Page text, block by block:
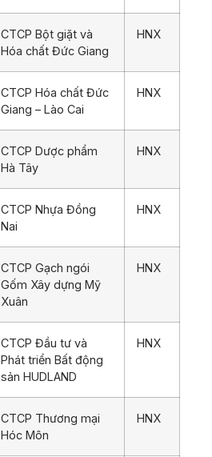
CTCP Bột giặt và
Hóa chất Đức Giang
HNX
CTCP Hóa chất Đức
Giang – Lào Cai
HNX
CTCP Dược phẩm
Hà Tây
HNX
CTCP Nhựa Đồng
Nai
HNX
CTCP Gạch ngói
Gốm Xây dựng Mỹ
Xuân
HNX
CTCP Đầu tư và
Phát triển Bất động
sản HUDLAND
HNX
CTCP Thương mại
Hóc Môn
HNX